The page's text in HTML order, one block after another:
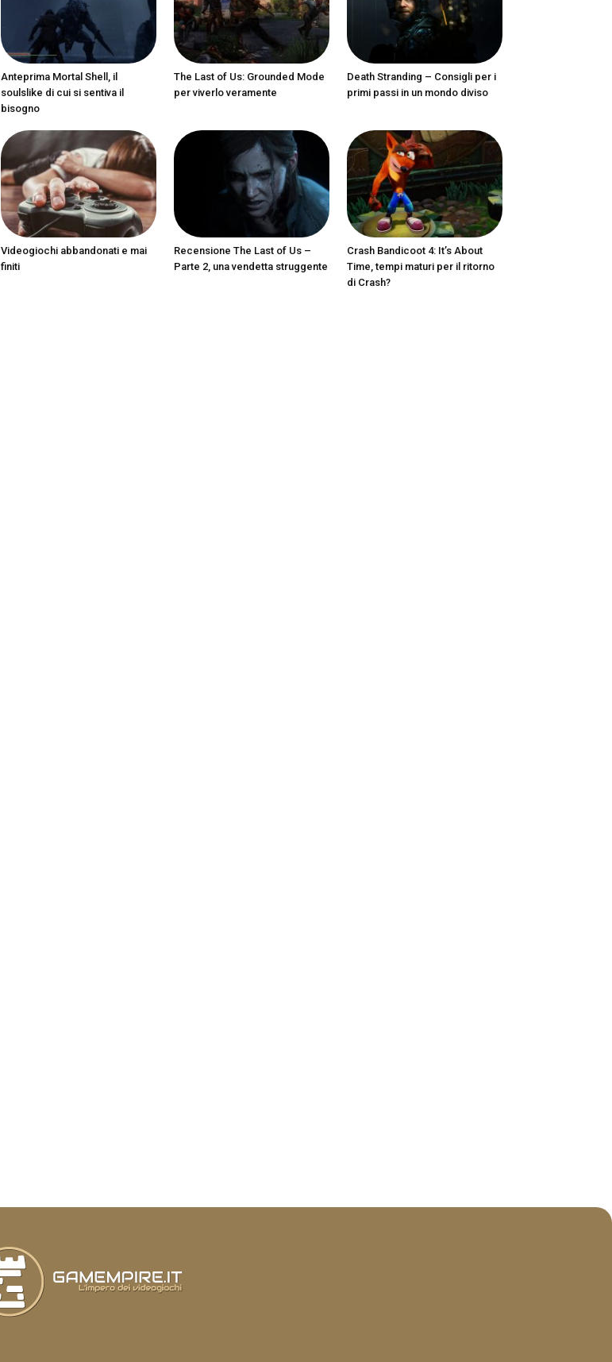
Anteprima Mortal Shell, il
soulslike di cui si sentiva il
bisogno
The Last of Us: Grounded Mode
per viverlo veramente
Death Stranding – Consigli per i
primi passi in un mondo diviso
Videogiochi abbandonati e mai
finiti
Recensione The Last of Us –
Parte 2, una vendetta struggente
Crash Bandicoot 4: It’s About
Time, tempi maturi per il ritorno
di Crash?